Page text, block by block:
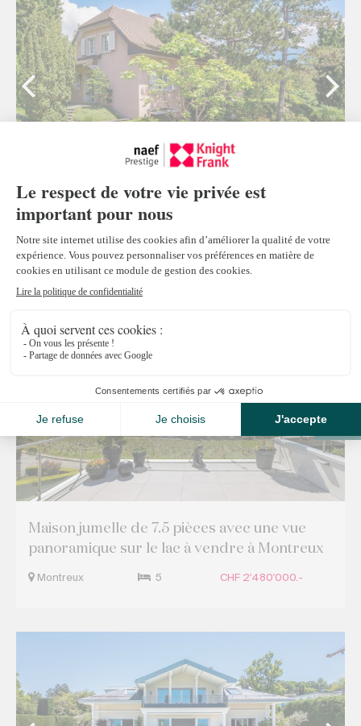
Maison individuelle de 7.5 pièces à vendre à
La Tour-de-Peilz
La Tour-de-Peilz 5 CHF 2'720'000.-
Maison jumelle de 7.5 pièces avec une vue
panoramique sur le lac à vendre à Montreux
Montreux 5 CHF 2'480'000.-